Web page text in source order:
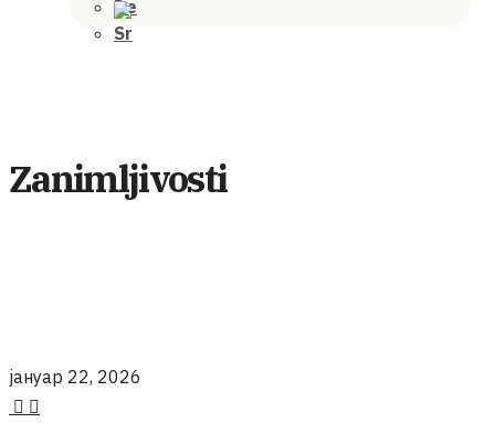
Zanimljivosti
јануар 22, 2026